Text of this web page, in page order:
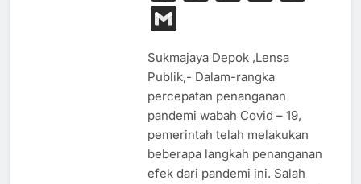
Gmail
Sukmajaya Depok ,Lensa
Publik,- Dalam-rangka
percepatan penanganan
pandemi wabah Covid – 19,
pemerintah telah melakukan
beberapa langkah penanganan
efek dari pandemi ini. Salah